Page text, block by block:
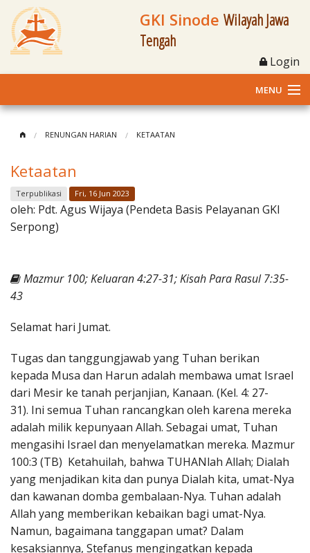
GKI Sinode Wilayah Jawa
Tengah
Login
MENU
Klasis dan Jemaat
Berita Kegiatan
Materi
Penerbitan
RENUNGAN HARIAN KETAATAN
Ketaatan
Terpublikasi Fri, 16 Jun 2023
oleh: Pdt. Agus Wijaya (Pendeta Basis Pelayanan GKI
Serpong)
Mazmur 100; Keluaran 4:27-31; Kisah Para Rasul 7:35-
43
Selamat hari Jumat.
Tugas dan tanggungjawab yang Tuhan berikan
kepada Musa dan Harun adalah membawa umat Israel
dari Mesir ke tanah perjanjian, Kanaan. (Kel. 4: 27-
31). Ini semua Tuhan rancangkan oleh karena mereka
adalah milik kepunyaan Allah. Sebagai umat, Tuhan
mengasihi Israel dan menyelamatkan mereka. Mazmur
100:3 (TB) Ketahuilah, bahwa TUHANlah Allah; Dialah
yang menjadikan kita dan punya Dialah kita, umat-Nya
dan kawanan domba gembalaan-Nya. Tuhan adalah
Allah yang memberikan kebaikan bagi umat-Nya.
Namun, bagaimana tanggapan umat? Dalam
kesaksiannya, Stefanus mengingatkan kepada